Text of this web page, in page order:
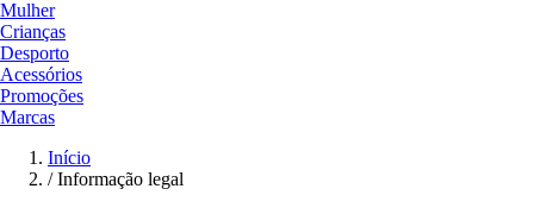
Mulher
Crianças
Desporto
Acessórios
Promoções
Marcas
Início
/ Informação legal